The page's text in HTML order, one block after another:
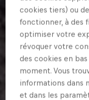
cookies tiers) ou
fonctionner, à des
optimiser votre
révoquer votre
des cookies en
moment. Vous
informations dans
et dans les